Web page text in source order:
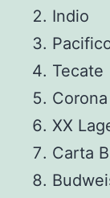
Indio
Tecate
Corona
XX
Carta